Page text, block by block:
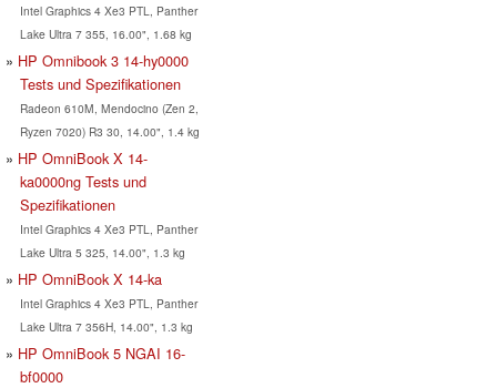
Intel Graphics 4 Xe3 PTL, Panther
Lake Ultra 7 355, 16.00", 1.68 kg
HP Omnibook 3 14-hy0000
Tests und Spezifikationen
Radeon 610M, Mendocino (Zen 2,
Ryzen 7020) R3 30, 14.00", 1.4 kg
HP OmniBook X 14-
ka0000ng Tests und
Spezifikationen
Intel Graphics 4 Xe3 PTL, Panther
Lake Ultra 5 325, 14.00", 1.3 kg
HP OmniBook X 14-ka
Intel Graphics 4 Xe3 PTL, Panther
Lake Ultra 7 356H, 14.00", 1.3 kg
HP OmniBook 5 NGAI 16-
bf0000